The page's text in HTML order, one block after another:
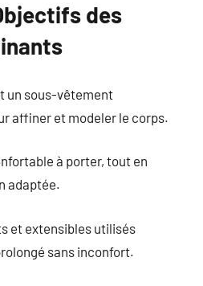
des
un sous-vêtement
affiner et modeler le corps.
à porter, tout en
adaptée.
et extensibles utilisés
sans inconfort.